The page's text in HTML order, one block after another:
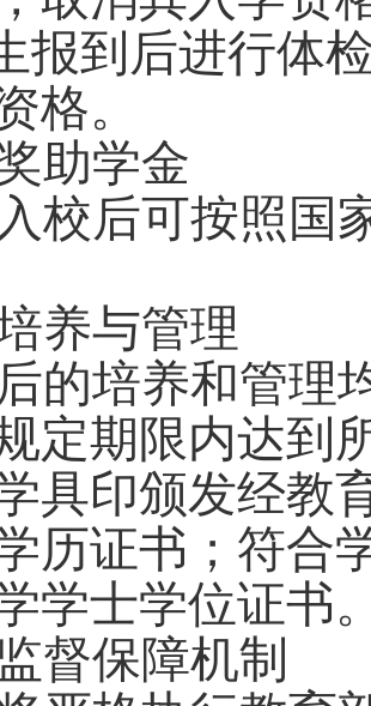
报到后进行体
格。
助学金
校后可按照国
养与管理
的培养和管理
定期限内达到
具印颁发经教
历证书；符合
学士学位证书
督保障机制